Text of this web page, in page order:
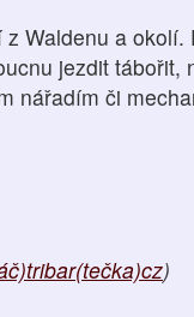
Waldenu a
jezdit tábořit,
nářadím či
)